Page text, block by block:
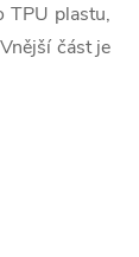
TPU plastu,
část je